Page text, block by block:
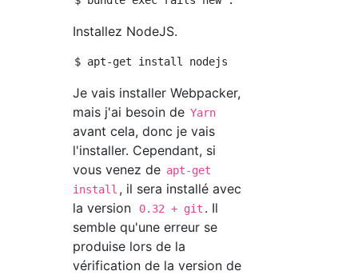
Installez NodeJS.
Je vais installer Webpacker,
mais j'ai besoin de Yarn
avant cela, donc je vais
l'installer. Cependant, si
vous venez de apt-get
install , il sera installé avec
la version
0.32 + git . Il
semble qu'une erreur se
produise lors de la
vérification de la version de